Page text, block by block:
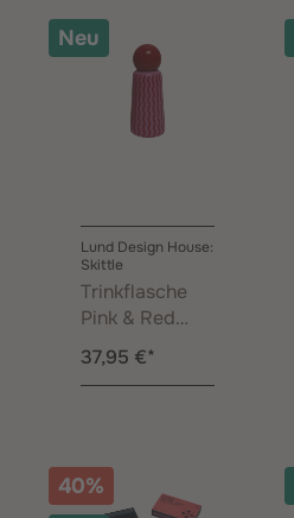
Neu
Lund Design House:
Skittle
Trinkflasche
Pink & Red
Wavy Stripes
0,30 l
37,95 €*
40%